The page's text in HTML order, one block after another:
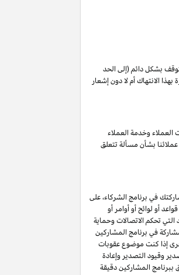
بشكل دائم (إلى الحد
الانتهاك أم لا دون إشعار
وخدمة العملاء
بشأن مسألة تتعلق
في برنامج الشركاء، على
أو لوائح أو أوامر أو
تحكم الاتصالات وحماية
في برنامج المشاركين
إذا كنت موضوع عقوبات
وقيود التصدير وإعادة
ببرنامج المشاركين دقيقة